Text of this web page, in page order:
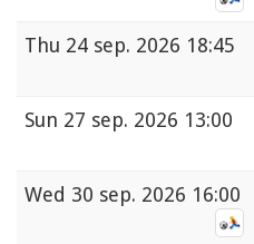
Thu 24 sep. 2026 18:45
Sun 27 sep. 2026 13:00
Wed 30 sep. 2026 16:00